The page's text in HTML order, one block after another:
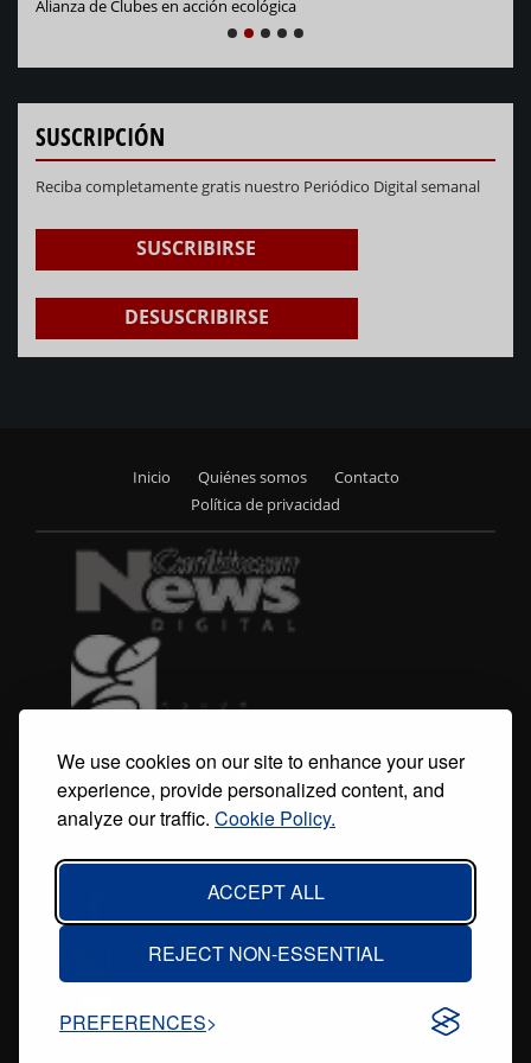
We use cookies on our site to enhance your user
experience, provide personalized content, and
analyze our traffic. Cookie Policy.
ACCEPT ALL
REJECT NON-ESSENTIAL
PREFERENCES
Alianza de Clubes en acción ecológica
PREVIOUS
SUSCRIPCIÓN
Reciba completamente gratis nuestro Periódico Digital semanal
SUSCRIBIRSE
DESUSCRIBIRSE
menu
Inicio Quiénes somos
Contacto
Política de privacidad